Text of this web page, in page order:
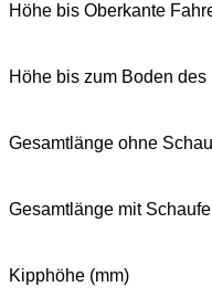
Höhe bis Oberkante
Höhe bis zum Boden
Gesamtlänge ohne
Gesamtlänge mit
Kipphöhe (mm)